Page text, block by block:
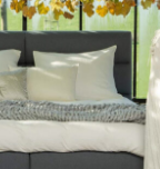
in voor de gratis